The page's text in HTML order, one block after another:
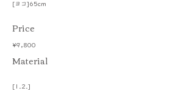
[ヨコ]65cm
Price
¥9,800
​Material
[1.2.]